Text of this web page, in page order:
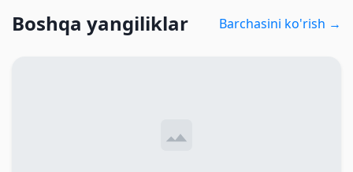
Boshqa yangiliklar Barchasini ko'rish →